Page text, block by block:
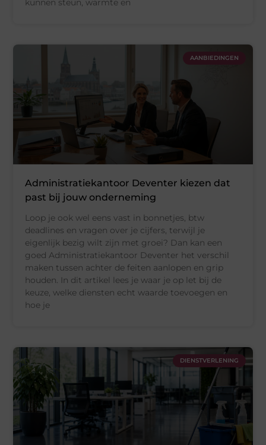
kunnen steun, warmte en
AANBIEDINGEN
Administratiekantoor Deventer kiezen dat
past bij jouw onderneming
Loop je ook wel eens vast in bonnetjes, btw
deadlines en vragen over je cijfers, terwijl je
eigenlijk bezig wilt zijn met groei? Dan kan een
goed Administratiekantoor Deventer het verschil
maken tussen achter de feiten aanlopen en grip
houden. In dit artikel lees je waar je op let bij de
keuze, welke diensten echt waarde toevoegen en
hoe je
DIENSTVERLENING